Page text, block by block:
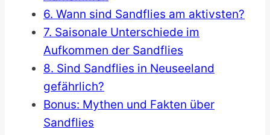
6. Wann sind Sandflies am aktivsten?
7. Saisonale Unterschiede im
Aufkommen der Sandflies
8. Sind Sandflies in Neuseeland
gefährlich?
Bonus: Mythen und Fakten über
Sandflies